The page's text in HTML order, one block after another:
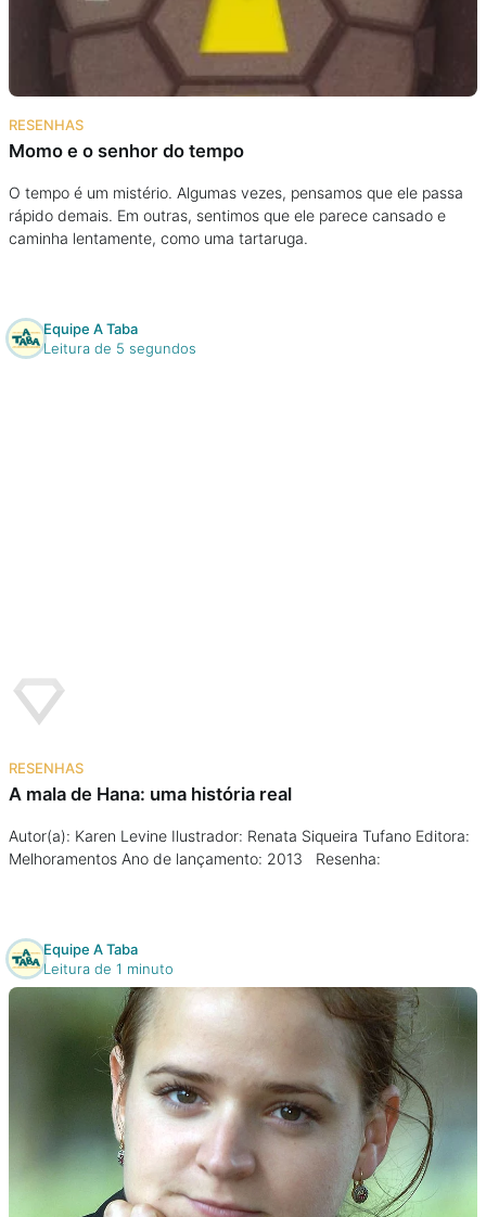
RESENHAS
Momo e o senhor do tempo
O tempo é um mistério. Algumas vezes, pensamos que ele passa
rápido demais. Em outras, sentimos que ele parece cansado e
caminha lentamente, como uma tartaruga.
Equipe A Taba
Leitura de 5 segundos
RESENHAS
A mala de Hana: uma história real
Autor(a): Karen Levine Ilustrador: Renata Siqueira Tufano Editora:
Melhoramentos Ano de lançamento: 2013 Resenha:
Equipe A Taba
Leitura de 1 minuto